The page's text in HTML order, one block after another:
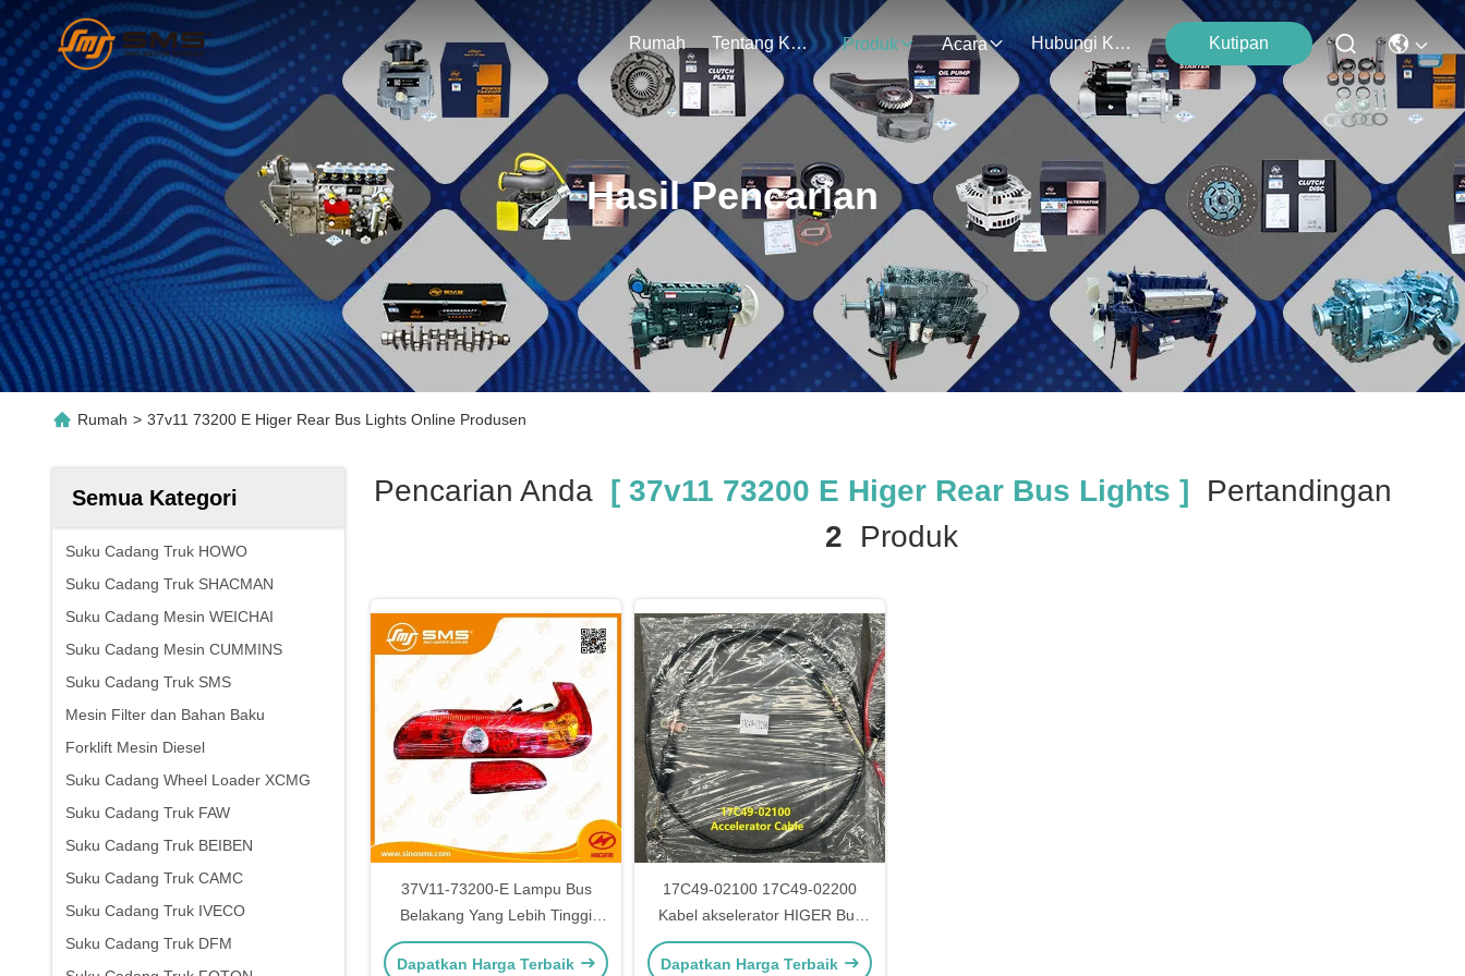
Rumah Tentang Kami Produk Acara Hubungi Kami Kutipan
Hasil Pencarian
Rumah > 37v11 73200 E Higer Rear Bus Lights Online Produsen
Semua Kategori
Suku Cadang Truk HOWO
Suku Cadang Truk SHACMAN
Suku Cadang Mesin WEICHAI
Suku Cadang Mesin CUMMINS
Suku Cadang Truk SMS
Mesin Filter dan Bahan Baku
Forklift Mesin Diesel
Suku Cadang Wheel Loader XCMG
Suku Cadang Truk FAW
Suku Cadang Truk BEIBEN
Suku Cadang Truk CAMC
Suku Cadang Truk IVECO
Suku Cadang Truk DFM
Pencarian Anda [ 37v11 73200 E Higer Rear Bus Lights ] Pertandingan
2 Produk
37V11-73200-E Lampu Bus
Belakang Yang Lebih Tinggi
Lampu Rem Belakang Asli
Dapatkan Harga Terbaik
17C49-02100 17C49-02200
Kabel akselerator HIGER Bus
suku cadang KLQ6668
Dapatkan Harga Terbaik